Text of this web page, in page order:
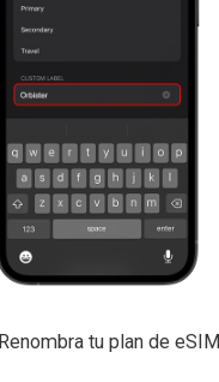
Renombra tu plan de eSIM